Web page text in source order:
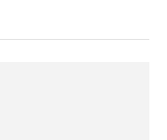
pasado domingo por